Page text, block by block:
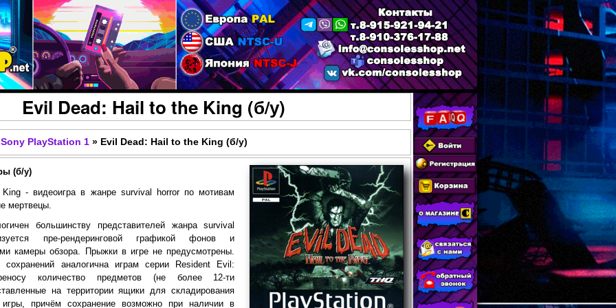
Перейти к основному
содержанию
Evil Dead: Hail to the King (б/у)
Sony PlayStation 1 » Evil Dead: Hail to the King (б/у)
(б/у)
- видеоигра в жанре survival horror по мотивам
мертвецы.
большинству представителей жанра survival
пре-рендеринговой графикой фонов и
камеры обзора. Прыжки в игре не предусмотрены.
аналогична играм серии Resident Evil:
количество предметов (не более 12-ти
на территории ящики для складирования
причём сохранение возможно при наличии в